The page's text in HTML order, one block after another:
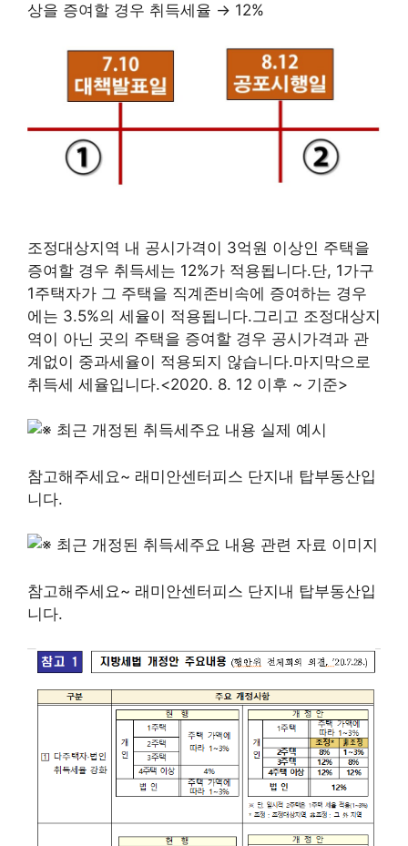
상을 증여할 경우 취득세율 → 12%
조정대상지역 내 공시가격이 3억원 이상인 주택을
증여할 경우 취득세는 12%가 적용됩니다.단, 1가구
1주택자가 그 주택을 직계존비속에 증여하는 경우
에는 3.5%의 세율이 적용됩니다.그리고 조정대상지
역이 아닌 곳의 주택을 증여할 경우 공시가격과 관
계없이 중과세율이 적용되지 않습니다.마지막으로
취득세 세율입니다.<2020. 8. 12 이후 ~ 기준>
참고해주세요~ 래미안센터피스 단지내 탑부동산입
니다.
참고해주세요~ 래미안센터피스 단지내 탑부동산입
니다.